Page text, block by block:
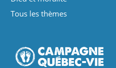
Tous les thèmes